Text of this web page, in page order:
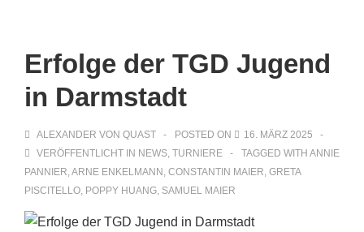
InhaltErfolge der TGD Jugend
in Darmstadt
ALEXANDER VON QUAST POSTED ON
16. MÄRZ 2025
VERÖFFENTLICHT IN NEWS, TURNIERE TAGGED WITH ANNIE
PANNIER,ARNE ENKELMANN , CONSTANTIN MAIER, GRETA
PISCITELLO, POPPY HUANG, SAMUEL MAIER